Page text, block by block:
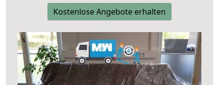
Kostenlose Angebote erhalten